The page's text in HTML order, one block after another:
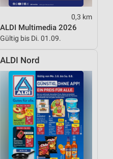
0,3 km
ALDI Multimedia 2026
Gültig bis Di. 01.09.
ALDI Nord